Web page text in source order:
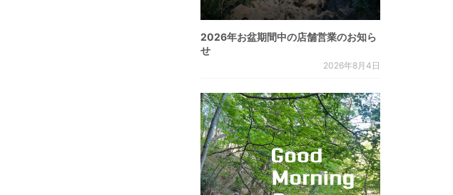
2026年お盆期間中の店舗営業のお知ら
せ
2026年8月4日